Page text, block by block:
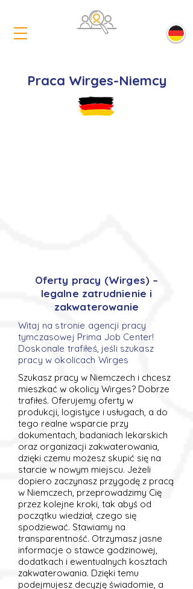
Praca Wirges-Niemcy
Oferty pracy (Wirges) –
legalne zatrudnienie i
zakwaterowanie
Witaj na stronie agencji pracy
tymczasowej Prima Job Center!
Doskonale trafiłeś, jeśli szukasz
pracy w okolicach Wirges
Szukasz pracy w Niemczech i chcesz
mieszkać w okolicy Wirges? Dobrze
trafiłeś. Oferujemy oferty w
produkcji, logistyce i usługach, a do
tego realne wsparcie przy
dokumentach, badaniach lekarskich
oraz organizacji zakwaterowania,
dzięki czemu możesz skupić się na
starcie w nowym miejscu. Jeżeli
dopiero zaczynasz przygodę z pracą
w Niemczech, przeprowadzimy Cię
przez kolejne kroki, tak abyś od
początku wiedział, czego się
spodziewać. Stawiamy na
transparentność. Otrzymasz jasne
informacje o stawce godzinowej,
dodatkach i ewentualnych kosztach
zakwaterowania. Dzięki temu
podejmujesz decyzję świadomie, a